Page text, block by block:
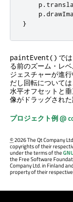
    p
.
    p
.
}
paintEvent() で
る前のズーム・レ
ジェスチャーが進
だし回転について
水平オフセットと
像がドラッグされた
プロジェクト例 @
©2026 The Qt Company
copyrights of their
under the terms of the
the Free Software
Company Ltd. in Finland
property of their